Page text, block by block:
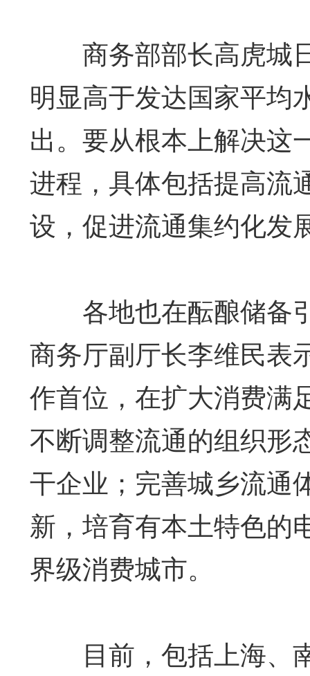
商务部部长高虎城
明显高于发达国家平均
出。要从根本上解决这
进程，具体包括提高流
设，促进流通集约化发
各地也在酝酿储备
商务厅副厅长李维民表
作首位，在扩大消费满
不断调整流通的组织形
干企业；完善城乡流通
新，培育有本土特色的
界级消费城市。
目前，包括上海、